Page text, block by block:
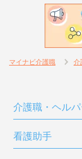
マイナビ介護職 介
介護職・ヘルパ
看護助手